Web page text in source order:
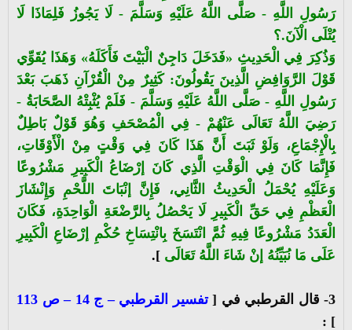
رَسُولِ اللَّهِ - صَلَّى اللَّهُ عَلَيْهِ وَسَلَّمَ - لَا يَجُوزُ فَلِمَاذَا لَا
يُتْلَى الْآنَ.؟
وَذُكِرَ فِي الْحَدِيثِ «فَدَخَلَ دَاجِنٌ الْبَيْتَ فَأَكَلَهُ» وَهَذَا يُقَوِّي
قَوْلَ الرَّوَافِضِ الَّذِينَ يَقُولُونَ: كَثِيرٌ مِنْ الْقُرْآنِ ذَهَبَ بَعْدَ
رَسُولِ اللَّهِ - صَلَّى اللَّهُ عَلَيْهِ وَسَلَّمَ - فَلَمْ يُثْبِتْهُ الصَّحَابَةُ -
رَضِيَ اللَّهُ تَعَالَى عَنْهُمْ - فِي الْمُصْحَفِ وَهُوَ قَوْلٌ بَاطِلٌ
بِالْإِجْمَاعِ، وَلَوْ ثَبَتَ أَنَّ هَذَا كَانَ فِي وَقْتٍ مِنْ الْأَوْقَاتِ،
فَإِنَّمَا كَانَ فِي الْوَقْتِ الَّذِي كَانَ إرْضَاعُ الْكَبِيرِ مَشْرُوعًا
وَعَلَيْهِ يُحْمَلُ الْحَدِيثُ الثَّانِي، فَإِنَّ إنْبَاتَ اللَّحْمِ وَإِنْشَازَ
الْعَظْمِ فِي حَقِّ الْكَبِيرِ لَا يَحْصُلُ بِالرَّضْعَةِ الْوَاحِدَةِ، فَكَانَ
الْعَدَدُ مَشْرُوعًا فِيهِ ثُمَّ انْتَسَخَ بِانْتِسَاخِ حُكْمِ إرْضَاعِ الْكَبِيرِ
عَلَى مَا نُبَيِّنُهُ إنْ شَاءَ اللَّهُ تَعَالَى ].
3- قال القرطبي في [
تفسير القرطبي – ج 14 – ص 113
] :